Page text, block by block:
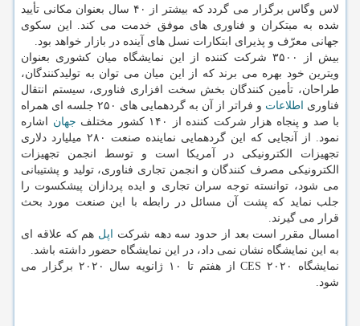
لاس وگاس برگزار می گردد كه بیشتر از ۴۰ سال بعنوان مكانی تأیید
شده به مبتكران و فناوری های موفق خدمت می كند. این سكوی
جهانی معرّف و پذیرای ابتكارات نسل های آینده در بازار خواهد بود.
بیش از ۳۵۰۰ شركت كننده از این نمایشگاه میان كشوری بعنوان
ویترین خود بهره می برند كه از این میان می توان به تولیدكنندگان،
طراحان، تأمین كنندگان بخش سخت افزاری فناوری، سیستم انتقال
فناوری اطلاعات
و فراتر از آن به گردهمایی های ۲۵۰ جلسه ای همراه
با صد و پنجاه هزار شركت كننده از ۱۴۰ كشور مختلف
جهان اشاره
نمود. از آنجایی كه این گردهمایی نماینده صنعت ۲۸۰ میلیارد دلاری
تجهیزات الكترونیكی در آمریكا است و توسط انجمن تجهیزات
الكترونیكی مصرف كنندگان و انجمن تجاری فناوری، تولید و پشتیبانی
می شود، توانسته توجه سران تجاری و ایده پردازان پیشكسوت را
جلب نماید كه پشت آن مسائل در رابطه با این صنعت مورد بحث
قرار می گیرند.
امسال مقرر است بعد از حدود سه دهه شركت اپل هم كه علاقه ای
به این نمایشگاه نشان نمی داد، در این نمایشگاه حضور داشته باشد.
نمایشگاه ۲۰۲۰ CES از هفتم تا ۱۰ ژانویه سال ۲۰۲۰ برگزار می
شود.